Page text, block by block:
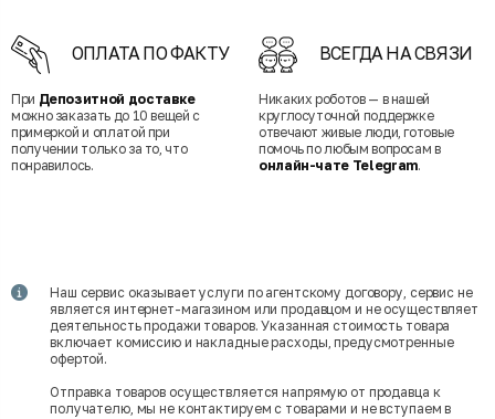
ОПЛАТА ПО ФАКТУ
При Депозитной доставке
можно заказать до 10 вещей с
примеркой и оплатой при
получении только за то, что
понравилось.
ВСЕГДА НА СВЯЗИ
Никаких роботов — в нашей
круглосуточной поддержке
отвечают живые люди, готовые
помочь по любым вопросам в
онлайн-чате Telegram.
Наш сервис оказывает услуги по агентскому договору, сервис не
является интернет-магазином или продавцом и не осуществляет
деятельность продажи товаров. Указанная стоимость товара
включает комиссию и накладные расходы, предусмотренные
офертой.
Отправка товаров осуществляется напрямую от продавца к
получателю, мы не контактируем с товарами и не вступаем в